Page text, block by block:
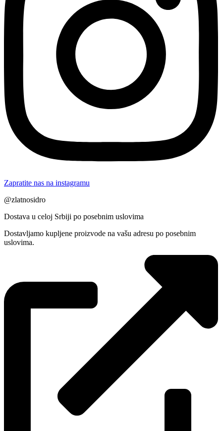
Zapratite nas na instagramu
@zlatnosidro
Dostava u celoj Srbiji po posebnim uslovima
Dostavljamo kupljene proizvode na vašu adresu po posebnim
uslovima.